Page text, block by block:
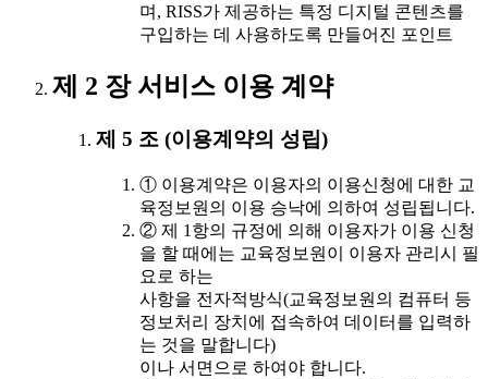
며, RISS가 제공하는 특정 디지털 콘텐츠를
구입하는 데 사용하도록 만들어진 포인트
제 2 장 서비스 이용 계약
제 5 조 (이용계약의 성립)
① 이용계약은 이용자의 이용신청에 대한 교
육정보원의 이용 승낙에 의하여 성립됩니다.
② 제 1항의 규정에 의해 이용자가 이용 신청
을 할 때에는 교육정보원이 이용자 관리시 필
요로 하는
사항을 전자적방식(교육정보원의 컴퓨터 등
정보처리 장치에 접속하여 데이터를 입력하
는 것을 말합니다)
이나 서면으로 하여야 합니다.